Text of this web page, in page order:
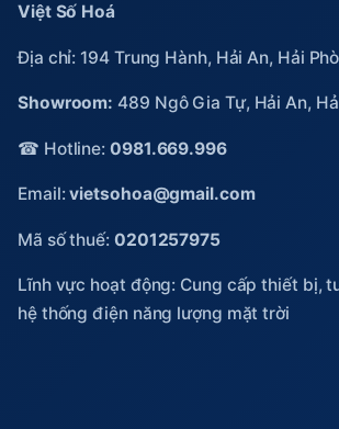
Việt Số Hoá
Địa chỉ: 194 Trung Hành, Hải An, Hải
Showroom: 489 Ngô Gia Tự, Hải An,
☎ Hotline: 0981.669.996
Email:vietsohoa@gmail.com
Mã số thuế: 0201257975
Lĩnh vực hoạt động: Cung cấp thiết bị,
hệ thống điện năng lượng mặt trời